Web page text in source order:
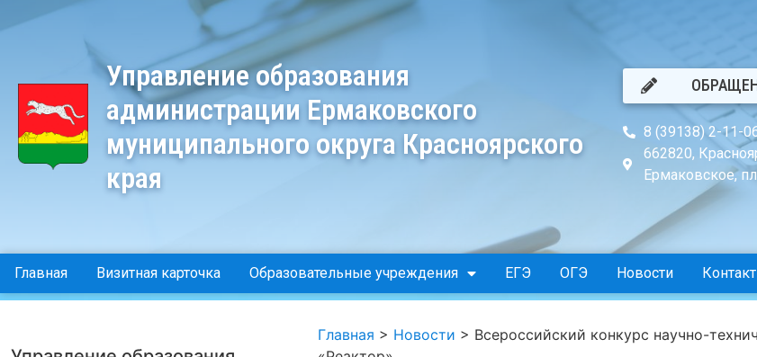
Управление образования
администрации Ермаковского
муниципального округа Красноярского
края
8 (39138) 2-11-
662820,
Ермаковское,
Главная Визитная карточка Образовательные учреждения ЕГЭ ОГЭ Новости
Главная > Новости > Всероссийский конкурс научно-